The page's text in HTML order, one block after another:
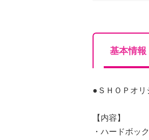
基本情報
●ＳＨＯＰオリ
【内容】
・ハードボッ